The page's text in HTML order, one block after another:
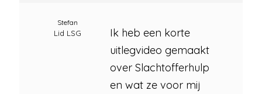
Stefan
Lid LSG
Ik heb een korte
uitlegvideo gemaakt
over Slachtofferhulp
en wat ze voor mij